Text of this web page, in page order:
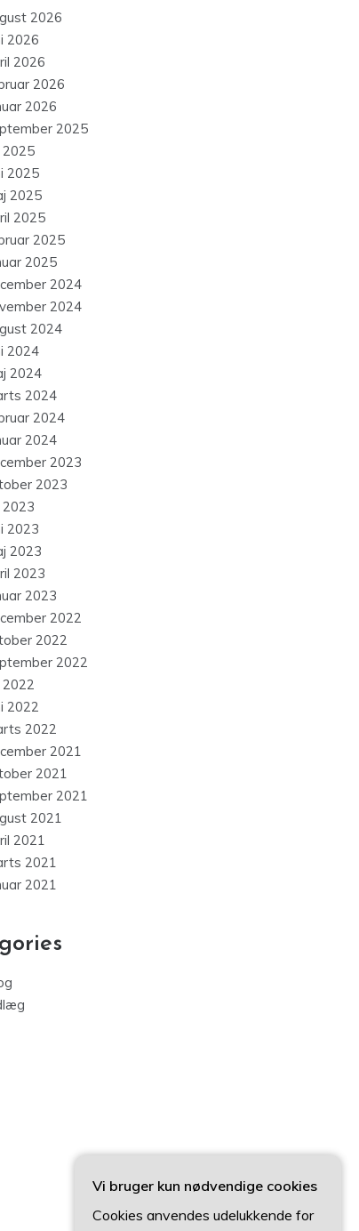
2026
2026
2026
2026
2026
2025
2025
2025
2025
2025
2025
2025
2024
2024
2024
2024
2024
2024
2024
2024
2023
2023
2023
2023
2023
2023
2023
2022
2022
2022
2022
2022
2022
2021
2021
2021
2021
2021
2021
2021
Vi bruger kun nødvendige cookies
Cookies anvendes udelukkende for